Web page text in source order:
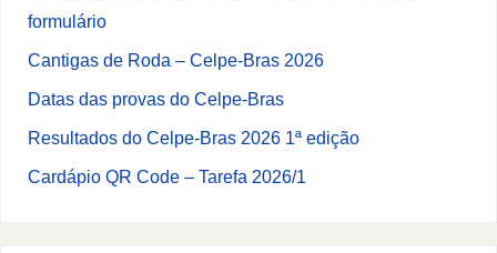
formulário
Cantigas de Roda – Celpe-Bras 2026
Datas das provas do Celpe-Bras
Resultados do Celpe-Bras 2026 1ª edição
Cardápio QR Code – Tarefa 2026/1